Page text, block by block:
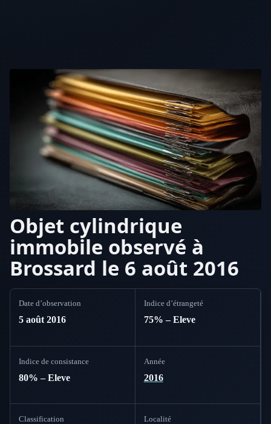
Objet cylindrique
immobile observé à
Brossard le 6 août 2016
Date d’observation
5 août 2016
Indice d’étrangeté
75% – Eleve
Indice de consistance
80% – Eleve
Année
2016
Classification Localité